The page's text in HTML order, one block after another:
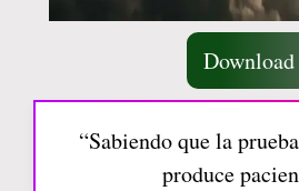
Download
“Sabiendo que la
produce